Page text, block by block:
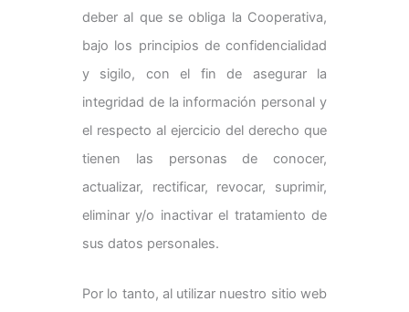
deber al que se obliga la Cooperativa,
bajo los principios de confidencialidad
y sigilo, con el fin de asegurar la
integridad de la información personal y
el respecto al ejercicio del derecho que
tienen las personas de conocer,
actualizar, rectificar, revocar, suprimir,
eliminar y/o inactivar el tratamiento de
sus datos personales.
Por lo tanto, al utilizar nuestro sitio web